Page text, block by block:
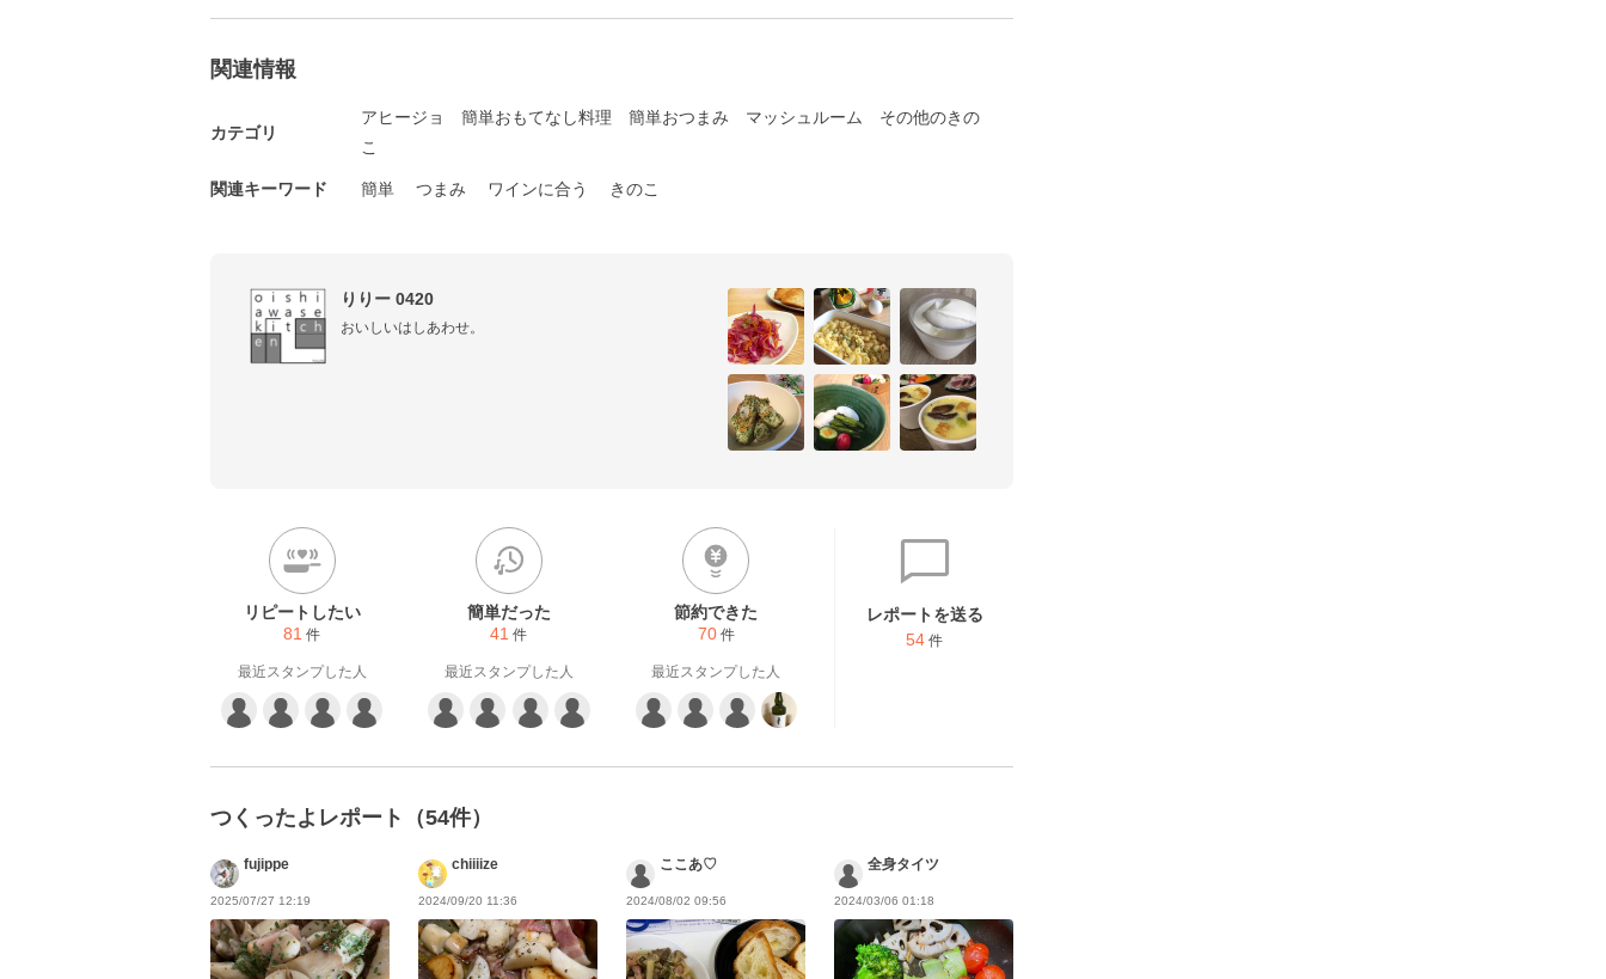
関連情報
カテゴリ
アヒージョ 簡単おもてなし料理 簡単おつまみ マッシュルーム
その他のきの
こ
関連キーワード 簡単 つまみ ワインに合う きのこ
りりー 0420
おいしいはしあわせ。
リピートしたい
81 件
最近スタンプした人
簡単だった
41 件
最近スタンプした人
節約できた
70 件
最近スタンプした人
レポートを送る
54 件
つくったよレポート（54件）
fujippe
2025/07/27 12:19
chiiiize
2024/09/20 11:36
ここあ♡
2024/08/02 09:56
全身タイツ
2024/03/06 01:18